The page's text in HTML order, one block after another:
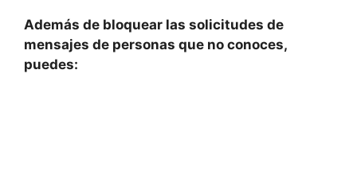
Además de bloquear las​ solicitudes de
mensajes de personas que no conoces,
puedes: